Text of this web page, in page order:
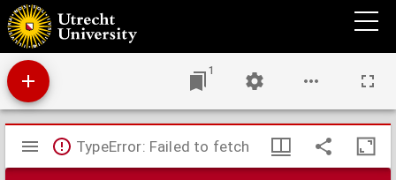
Die Sprachstämme der Erde : mit einer Anzahl grammatischer Skizzen
1
Mirador
viewer
TypeError: Failed to fetch